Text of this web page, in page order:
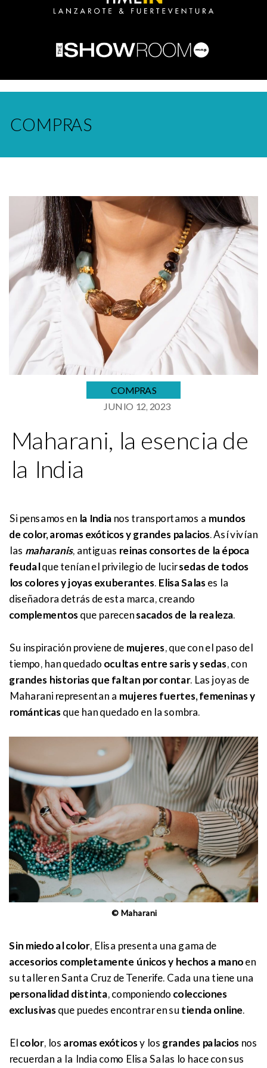
COMPRAS
COMPRAS
JUNIO 12, 2023
Maharani, la esencia de
la India
Si pensamos en la India nos transportamos a mundos
de color, aromas exóticos y grandes palacios. Así vivían
las maharanis, antiguas reinas consortes de la época
feudalque tenían el privilegio de lucirsedas de todos
los colores y joyas exuberantes. Elisa Salases la
diseñadora detrás de esta marca, creando
complementosque parecensacados de la realeza.
Su inspiración proviene de mujeres, que con el paso del
tiempo, han quedado ocultas entre saris y sedas, con
grandes historias que faltan por contar. Las joyas de
Maharani representan a mujeres fuertes, femeninas y
románticasque han quedado en la sombra.
© Maharani
Sin miedo al color, Elisa presenta una gama de
accesorios completamente únicos y hechos a manoen
su taller en Santa Cruz de Tenerife. Cada una tiene una
personalidad distinta, componiendo colecciones
exclusivasque puedes encontrar en su tienda online.
Elcolor, los aromas exóticosy los grandes palacios nos
recuerdan a la India como Elisa Salas lo hace con sus